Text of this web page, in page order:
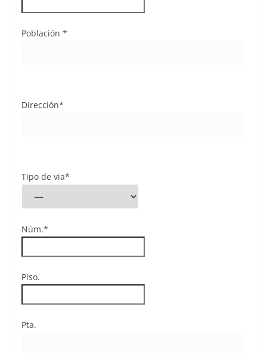
Población *
Dirección*
Tipo de via*
Núm.*
Piso.
Pta.